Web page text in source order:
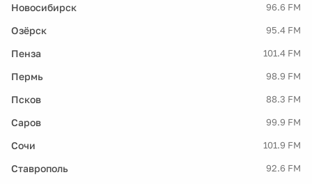
Новосибирск 96.6 FM
Озёрск 95.4 FM
Пенза 101.4 FM
Пермь 98.9 FM
Псков 88.3 FM
Саров 99.9 FM
Сочи 101.9 FM
Ставрополь 92.6 FM